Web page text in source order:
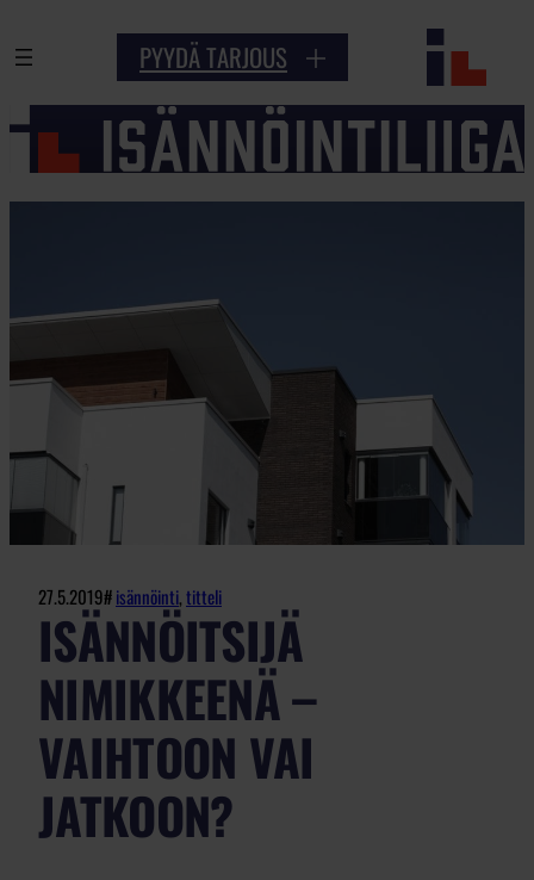
sisältöön
PYYDÄ TARJOUS
27.5.2019#isännöinti, titteli
ISÄNNÖITSIJÄ
NIMIKKEENÄ –
VAIHTOON VAI
JATKOON?